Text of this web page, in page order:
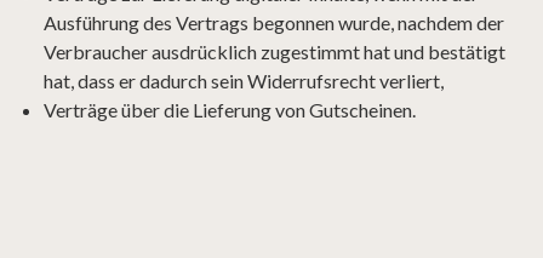
Ausführung des Vertrags begonnen wurde, nachdem der
Verbraucher ausdrücklich zugestimmt hat und bestätigt
hat, dass er dadurch sein Widerrufsrecht verliert,
Verträge über die Lieferung von Gutscheinen.